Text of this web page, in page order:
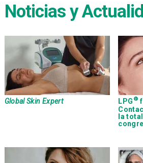
Noticias y
Global Skin Expert LPG ®
la